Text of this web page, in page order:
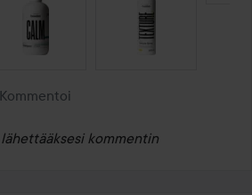
Kommentoi
lähettääksesi kommentin